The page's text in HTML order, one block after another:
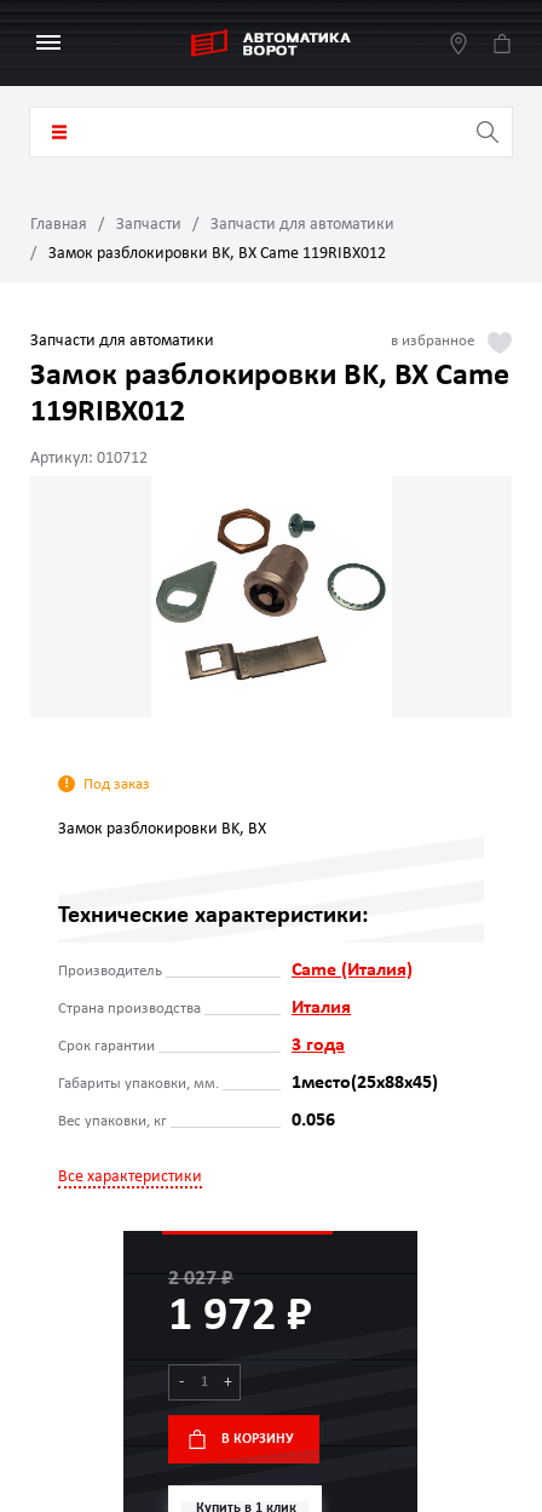
Главная Запчасти
Запчасти для автоматики
Замок разблокировки BK, BX Came 119RIBX012
Запчасти для автоматики
Замок разблокировки BK, BX Came
119RIBX012
Артикул: 010712
Под заказ
Замок разблокировки BK, BX
Технические характеристики:
Производитель Came (Италия)
Страна производства Италия
Срок гарантии 3 года
Габариты упаковки, мм. 1место(25х88х45)
Вес упаковки, кг 0.056
Все характеристики
2 027 ₽
1 972 ₽
- +
В КОРЗИНУ
Купить в 1 клик